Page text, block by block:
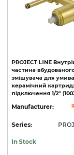
PROJECT LINE
частина
змішувача для
керамічний
підключення 1/2"
Manufacturer:
Series:
In Stock